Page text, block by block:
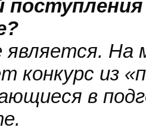
является. На
конкурс из
в